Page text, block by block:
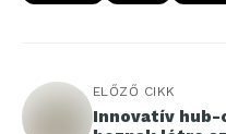
ELŐZŐ CIKK
Innovatív hub-